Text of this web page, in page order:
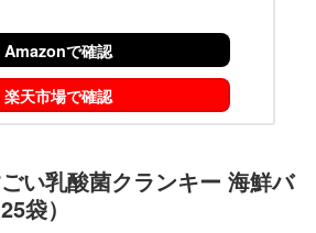
Amazonで確認
楽天市場で確認
い乳酸菌クランキー 海鮮バ
袋）